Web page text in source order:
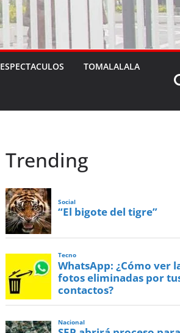
ESPECTACULOS TOMALALALA
Trending
Social
“El bigote del tigre”
Tecno
WhatsApp: ¿Cómo ver
fotos eliminadas por
contactos?
Nacional